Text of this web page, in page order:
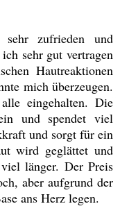
zufrieden und
sehr gut vertragen
Hautreaktionen
mich überzeugen.
eingehalten. Die
und spendet viel
und sorgt für ein
wird geglättet und
länger. Der Preis
aber aufgrund der
ans Herz legen.